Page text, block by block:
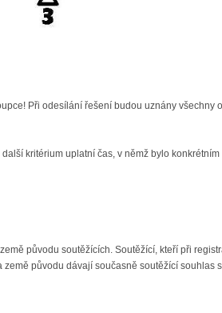
Při odesílání řešení budou uznány všechny
kritérium uplatní čas, v němž bylo
původu soutěžících. Soutěžící, kteří při
původu dávají současně soutěžící souhlas